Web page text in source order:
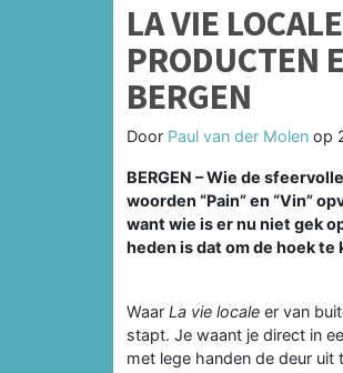
LA VIE
PRODUCTEN
BERGEN
Door Paul van der Molen op
BERGEN – Wie de
woorden “Pain” en “Vin”
want wie is er nu niet gek
heden is dat om de hoek
Waar La vie locale er van
stapt. Je waant je direct in
met lege handen de deur uit